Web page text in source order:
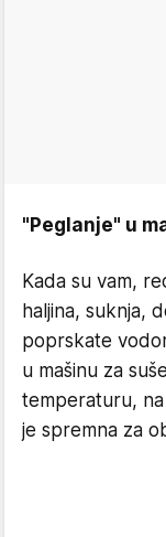
"Peglanje" u
Kada su vam,
haljina, suknja,
poprskate
u mašinu za
temperaturu,
je spremna za